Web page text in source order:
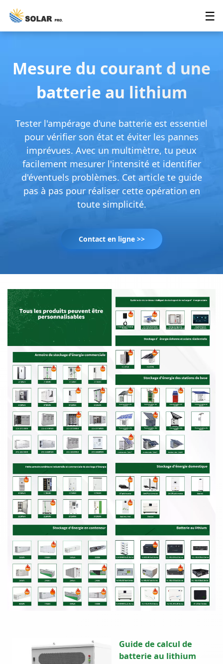
☰
Mesure du courant d une
batterie au lithium
Tester l'ampérage d'une batterie est essentiel
pour vérifier son état et éviter les pannes
imprévues. Avec un multimètre, tu peux
facilement mesurer l'intensité et identifier
d'éventuels problèmes. Cet article te guide
pas à pas pour réaliser cette opération en
toute simplicité.
Contact en ligne >>
Guide de calcul de
batterie au lithium